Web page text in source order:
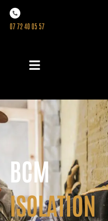
07 72 40 05 57
BCM
ISOLATION